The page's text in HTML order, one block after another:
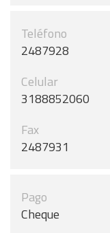
Teléfono
2487928
Celular
3188852060
Fax
2487931
Pago
Cheque